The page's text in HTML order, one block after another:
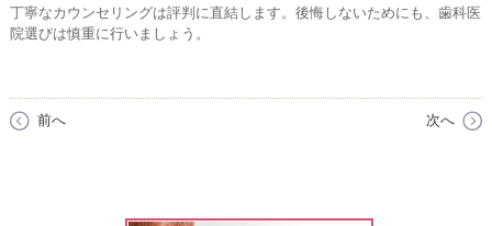
丁寧なカウンセリングは評判に直結します。後悔しないためにも、歯科医
院選びは慎重に行いましょう。
前へ 次へ